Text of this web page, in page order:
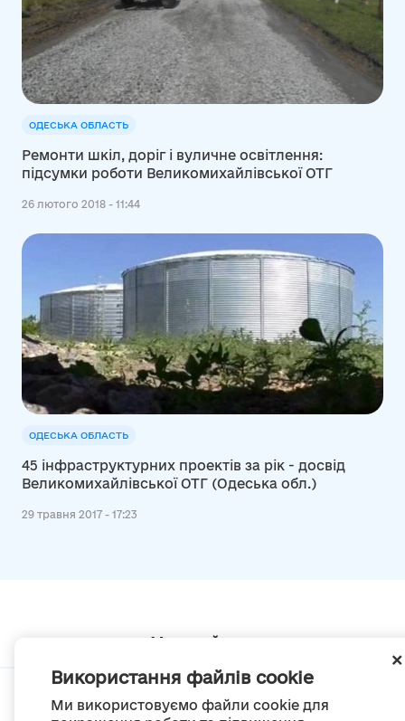
Використання файлів cookie
Ми використовуємо файли cookie для
ОДЕСЬКА ОБЛАСТЬ
Ремонти шкіл, доріг і вуличне освітлення:
підсумки роботи Великомихайлівської ОТГ
26 лютого 2018 - 11:44
ОДЕСЬКА ОБЛАСТЬ
45 інфраструктурних проектів за рік - досвід
Великомихайлівської ОТГ (Одеська обл.)
29 травня 2017 - 17:23
Мапа сайту